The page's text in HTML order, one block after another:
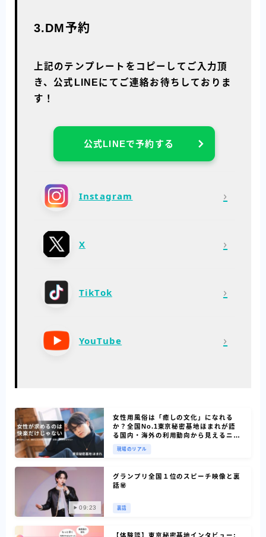
3.DM予約
上記のテンプレートをコピーしてご入力頂
き、公式LINEにてご連絡お待ちしておりま
す！
公式LINEで予約する
Instagram ›
X ›
TikTok ›
YouTube ›
女性用風俗は「癒しの文化」になれる
か？全国No.1東京秘密基地ほまれが語
る国内・海外の利用動向から見えるニー
現場のリアル
09:23
グランプリ全国１位のスピーチ映像と裏
話㊙
裏話
【体験談】東京秘密基地インタビュー: